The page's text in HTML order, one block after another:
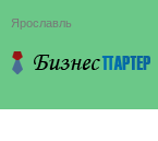
Ярославль